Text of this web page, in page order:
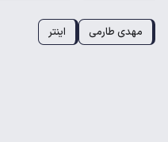
مهدی طارمی اینتر